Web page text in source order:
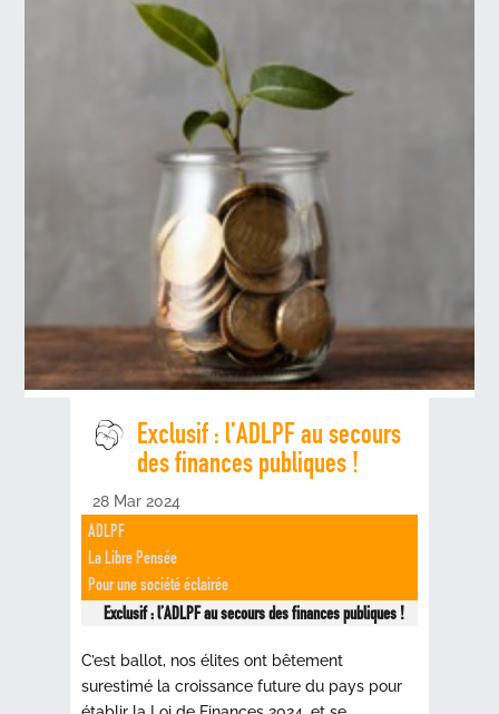
Exclusif : l’ADLPF au secours
des finances publiques !
28 Mar 2024
ADLPF
La Libre Pensée
Pour une société éclairée
Exclusif : l’ADLPF au secours des finances publiques !
C’est ballot, nos élites ont bêtement
surestimé la croissance future du pays pour